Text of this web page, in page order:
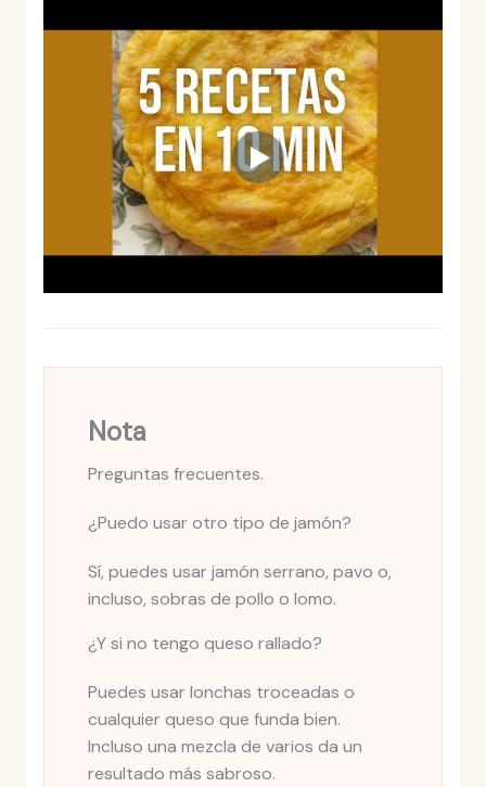
Nota
Preguntas frecuentes.
¿Puedo usar otro tipo de jamón?
Sí, puedes usar jamón serrano, pavo o,
incluso, sobras de pollo o lomo.
¿Y si no tengo queso rallado?
Puedes usar lonchas troceadas o
cualquier queso que funda bien.
Incluso una mezcla de varios da un
resultado más sabroso.